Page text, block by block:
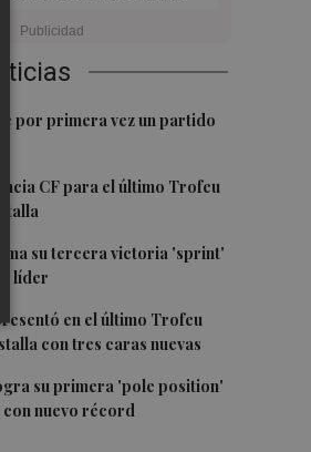
por primera vez un partido
CF para el último Trofeu
su tercera victoria 'sprint'
líder
en el último Trofeu
con tres caras nuevas
su primera 'pole position'
con nuevo récord